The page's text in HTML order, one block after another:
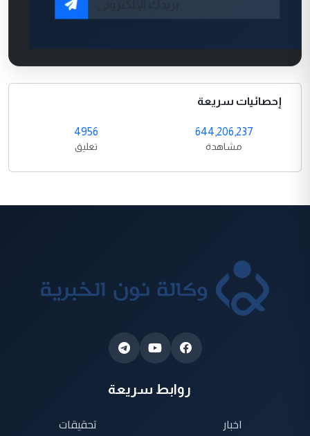
إحصائيات سريعة
644,206,237
مشاهدة
4956
تعليق
روابط سريعة
اخبار
تحقيقات